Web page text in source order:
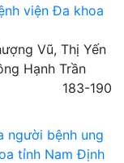
viện Đa khoa
Vũ, Thị Yến
Hạnh Trần
183-190
người bệnh ung
tỉnh Nam Định